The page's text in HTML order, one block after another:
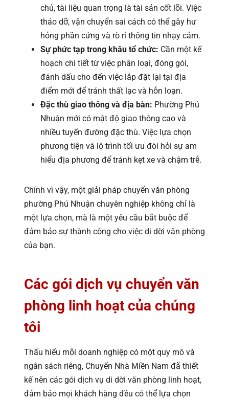
chủ, tài liệu quan trọng là tài sản cốt lõi. Việc
tháo dỡ, vận chuyển sai cách có thể gây hư
hỏng phần cứng và rò rỉ thông tin nhạy cảm.
Sự phức tạp trong khâu tổ chức: Cần một kế
hoạch chi tiết từ việc phân loại, đóng gói,
đánh dấu cho đến việc lắp đặt lại tại địa
điểm mới để tránh thất lạc và hỗn loạn.
Đặc thù giao thông và địa bàn: Phường Phú
Nhuận mới có mật độ giao thông cao và
nhiều tuyến đường đặc thù. Việc lựa chọn
phương tiện và lộ trình tối ưu đòi hỏi sự am
hiểu địa phương để tránh kẹt xe và chậm trễ.
Chính vì vậy, một giải pháp chuyển văn phòng
phường Phú Nhuận chuyên nghiệp không chỉ là
một lựa chọn, mà là một yêu cầu bắt buộc để
đảm bảo sự thành công cho việc di dời văn phòng
của bạn.
Các gói dịch vụ chuyển văn
phòng linh hoạt của chúng
tôi
Thấu hiểu mỗi doanh nghiệp có một quy mô và
ngân sách riêng, Chuyển Nhà Miền Nam đã thiết
kế nên các gói dịch vụ di dời văn phòng linh hoạt,
đảm bảo mọi khách hàng đều có thể lựa chọn